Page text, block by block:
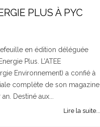
PLUS À PYC
en édition déléguée
Plus. L’ATEE
Environnement) a confié à
complète de son magazine
Destiné aux...
Lire la suite...